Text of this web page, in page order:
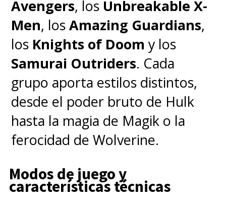
Avengers, los Unbreakable X-
Men, losAmazing Guardians,
los Knights of Doom y los
Samurai Outriders. Cada
grupo aporta estilos distintos,
desde el poder bruto de Hulk
hasta la magia de Magik o la
ferocidad de Wolverine.
Modos de juego y
características técnicas